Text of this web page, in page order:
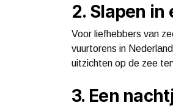
2. Slapen
Voor liefhebbers van
vuurtorens in
uitzichten op de zee
3. Een